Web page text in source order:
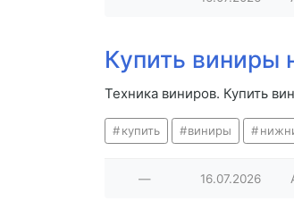
Купить виниры
Техника виниров. Купить
купить виниры
— 16.07.2026